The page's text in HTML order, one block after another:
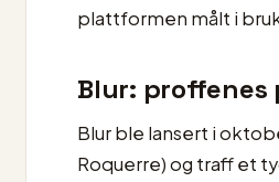
plattformen målt i
Blur:
Blur ble lansert i
Roquerre) og traff et